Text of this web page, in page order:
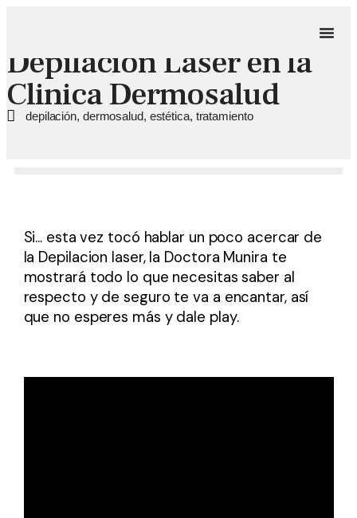
Depilacion Laser en la
Clinica Dermosalud
depilación, dermosalud, estética, tratamiento
Si... esta vez tocó hablar un poco acercar de
la Depilacion laser, la Doctora Munira te
mostrará todo lo que necesitas saber al
respecto y de seguro te va a encantar, así
que no esperes más y dale play.